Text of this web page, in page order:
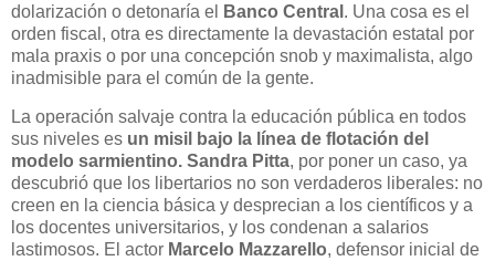
dolarización o detonaría el
Banco Central . Una cosa es el
orden fiscal, otra es directamente la devastación estatal por
mala praxis o por una concepción snob y maximalista, algo
inadmisible para el común de la gente.
La operación salvaje contra la educación pública en todos
sus niveles es un misil bajo la línea de flotación del
modelo sarmientino. Sandra Pitta, por poner un caso, ya
descubrió que los libertarios no son verdaderos liberales: no
creen en la ciencia básica y desprecian a los científicos y a
los docentes universitarios, y los condenan a salarios
lastimosos. El actor Marcelo Mazzarello, defensor inicial de